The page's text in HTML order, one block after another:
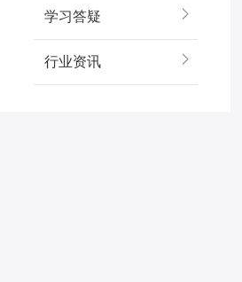
学习答疑
行业资讯